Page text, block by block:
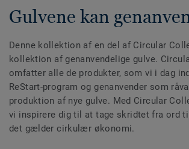
Gulvene kan
Denne kollektion af en del af Circular
kollektion af genanvendelige gulve.
omfatter alle de produkter, som vi i dag
ReStart-program og genanvender som
produktion af nye gulve. Med Circular
vi inspirere dig til at tage skridtet fra ord
det gælder cirkulær økonomi.